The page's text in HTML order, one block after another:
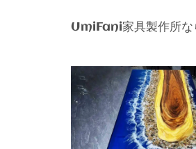
UmiFani家具製作所